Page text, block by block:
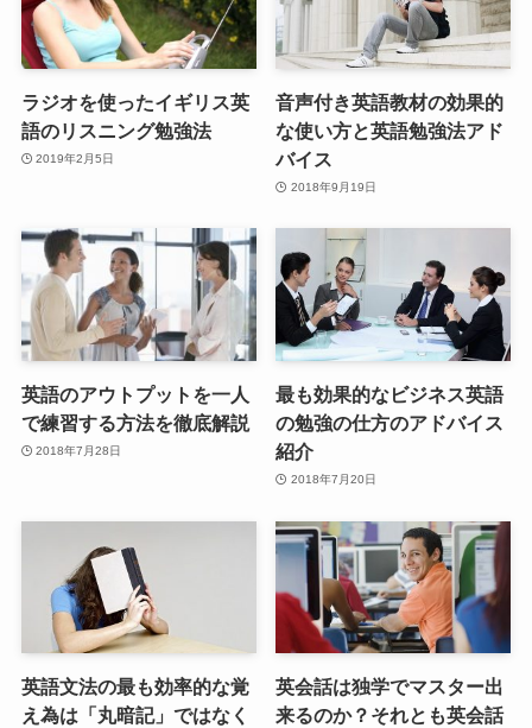
ラジオを使ったイギリス英
語のリスニング勉強法
2019年2月5日
音声付き英語教材の効果的
な使い方と英語勉強法アド
バイス
2018年9月19日
英語のアウトプットを一人
で練習する方法を徹底解説
2018年7月28日
最も効果的なビジネス英語
の勉強の仕方のアドバイス
紹介
2018年7月20日
英語文法の最も効率的な覚
え為は「丸暗記」ではなく
英会話は独学でマスター出
来るのか？それとも英会話